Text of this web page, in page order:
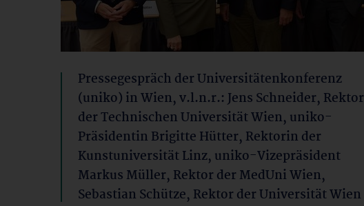
Pressegespräch der Universitätenkonferenz
(uniko) in Wien, v.l.n.r.: Jens Schneider, Rektor
der Technischen Universität Wien, uniko-
Präsidentin Brigitte Hütter, Rektorin der
Kunstuniversität Linz, uniko-Vizepräsident
Markus Müller, Rektor der MedUni Wien,
Sebastian Schütze, Rektor der Universität Wien